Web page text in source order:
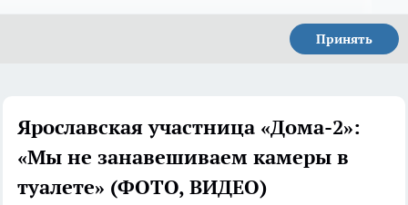
Принять
Ярославская участница «Дома-2»:
«Мы не занавешиваем камеры в
туалете» (ФОТО, ВИДЕО)